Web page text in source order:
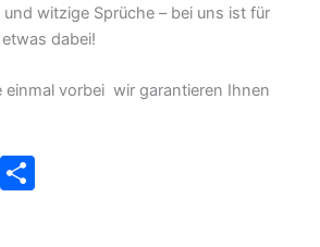
witzige Sprüche – bei uns ist für
dabei!
vorbei  wir garantieren Ihnen
E